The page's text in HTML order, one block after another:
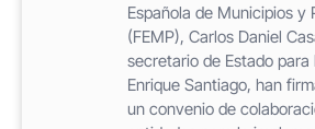
Española de Municipios y
(FEMP), Carlos Daniel
secretario de Estado
Enrique Santiago, han
un convenio de